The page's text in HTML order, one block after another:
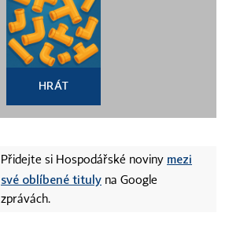
HRÁT
Přidejte si Hospodářské noviny mezi
své oblíbené tituly na Google
zprávách.